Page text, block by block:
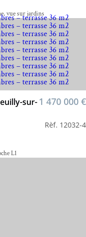
vue sur jardins
sur-1 470 000 €
Rèf. 12032-4
L1